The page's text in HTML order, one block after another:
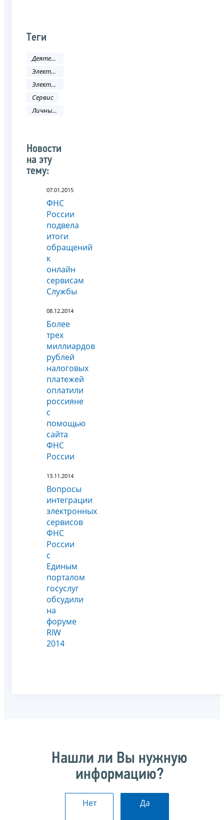
Теги
Деятельность ФНС
Электронные услуги
Электронные сервисы
Сервис
Личный кабинет
Новости
на эту
тему:
07.01.2015
ФНС
России
подвела
итоги
обращений
к
онлайн
сервисам
Службы
08.12.2014
Более
трех
миллиардов
рублей
налоговых
платежей
оплатили
россияне
с
помощью
сайта
ФНС
России
13.11.2014
Вопросы
интеграции
электронных
сервисов
ФНС
России
с
Единым
порталом
госуслуг
обсудили
на
форуме
RIW
2014
Нашли ли Вы нужную
информацию?
Нет Да